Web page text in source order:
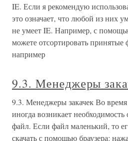
IE. Если я рекомендую
это означает, что любой из них
не умеет IE. Например, с
можете отсортировать принятые
например
9.3. Менеджеры
9.3. Менеджеры закачек Во
иногда возникает необходимость
файл. Если файл маленький, то
скачать с помощью браузера: